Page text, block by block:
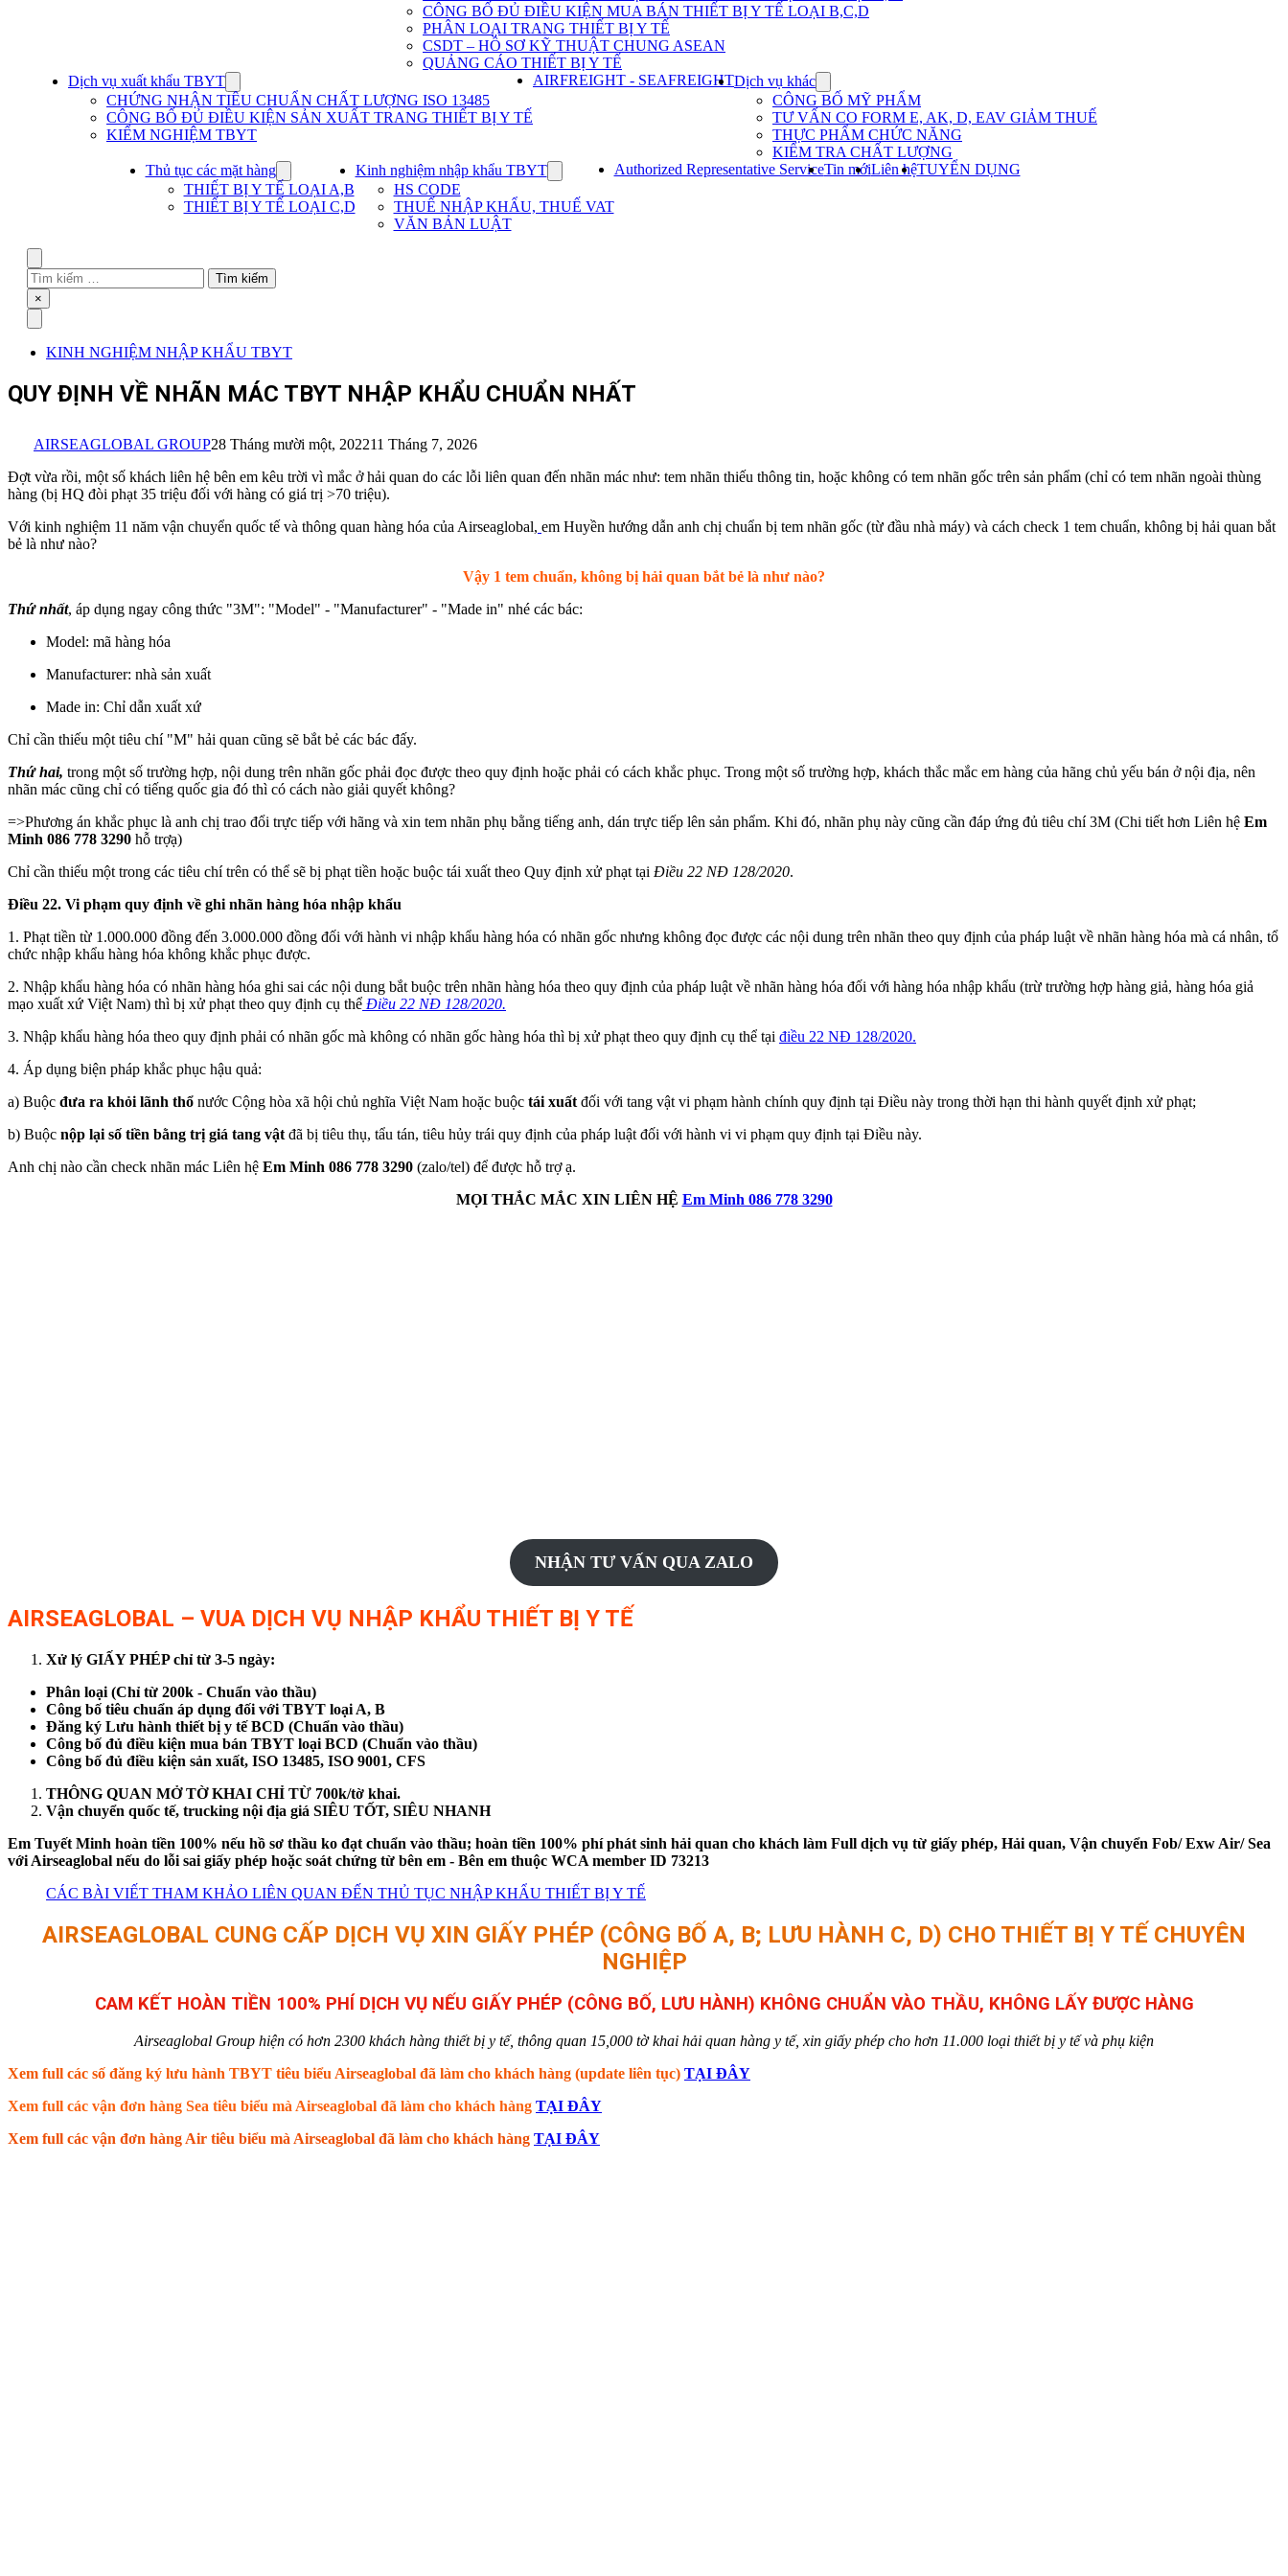
vụ
nhập
khẩu
TBYT
CÔNG BỐ ĐỦ ĐIỀU KIỆN MUA BÁN THIẾT BỊ Y TẾ LOẠI B,C,D
PHÂN LOẠI TRANG THIẾT BỊ Y TẾ
CSDT – HỒ SƠ KỸ THUẬT CHUNG ASEAN
QUẢNG CÁO THIẾT BỊ Y TẾ
Dịch vụ xuất khẩu TBYT
submenu
for
Dịch
vụ
khẩu
TBYT
CHỨNG NHẬN TIÊU CHUẨN CHẤT LƯỢNG ISO 13485
CÔNG BỐ ĐỦ ĐIỀU KIỆN SẢN XUẤT TRANG THIẾT BỊ Y TẾ
KIỂM NGHIỆM TBYT
AIRFREIGHT - SEAFREIGHTDịch vụ khác
submenu
for
Dịch
vụ
khác
CÔNG BỐ MỸ PHẨM
TƯ VẤN CO FORM E, AK, D, EAV GIẢM THUẾ
THỰC PHẨM CHỨC NĂNG
KIỂM TRA CHẤT LƯỢNG
Thủ tục các mặt hàng
submenu
for
Thủ
THIẾT BỊ Y TẾ LOẠI A,B
THIẾT BỊ Y TẾ LOẠI C,D
Kinh nghiệm nhập khẩu TBYT
submenu
for
Kinh
HS CODE
THUẾ NHẬP KHẨU, THUẾ VAT
VĂN BẢN LUẬT
Authorized Representative ServiceTin mớiLiên hệTUYỂN DỤNG
Tìm
kiếm
cho:
Close
×
KINH NGHIỆM NHẬP KHẨU TBYT
QUY ĐỊNH VỀ NHÃN MÁC TBYT NHẬP KHẨU CHUẨN NHẤT
AIRSEAGLOBAL GROUP28 Tháng mười một, 202211 Tháng 7, 2026
Đợt vừa rồi, một số khách liên hệ bên em kêu trời vì mắc ở hải quan do các lỗi liên quan đến nhãn mác như: tem nhãn thiếu thông tin, hoặc không có tem nhãn gốc trên sản phẩm (chỉ có tem nhãn ngoài thùng
hàng (bị HQ đòi phạt 35 triệu đối với hàng có giá trị >70 triệu).
Với kinh nghiệm 11 năm vận chuyển quốc tế và thông quan hàng hóa của Airseaglobal, em Huyền hướng dẫn anh chị chuẩn bị tem nhãn gốc (từ đầu nhà máy) và cách check 1 tem chuẩn, không bị hải quan bắt
bẻ là như nào?
Vậy 1 tem chuẩn, không bị hải quan bắt bẻ là như nào?
Thứ nhất, áp dụng ngay công thức "3M": "Model" - "Manufacturer" - "Made in" nhé các bác:
Model: mã hàng hóa
Manufacturer: nhà sản xuất
Made in: Chỉ dẫn xuất xứ
Chỉ cần thiếu một tiêu chí "M" hải quan cũng sẽ bắt bẻ các bác đấy.
Thứ hai, trong một số trường hợp, nội dung trên nhãn gốc phải đọc được theo quy định hoặc phải có cách khắc phục. Trong một số trường hợp, khách thắc mắc em hàng của hãng chủ yếu bán ở nội địa, nên
nhãn mác cũng chỉ có tiếng quốc gia đó thì có cách nào giải quyết không?
=>Phương án khắc phục là anh chị trao đổi trực tiếp với hãng và xin tem nhãn phụ bằng tiếng anh, dán trực tiếp lên sản phẩm. Khi đó, nhãn phụ này cũng cần đáp ứng đủ tiêu chí 3M (Chi tiết hơn Liên hệ Em
Minh 086 778 3290 hỗ trợạ)
Chỉ cần thiếu một trong các tiêu chí trên có thể sẽ bị phạt tiền hoặc buộc tái xuất theo Quy định xử phạt tại Điều 22 NĐ 128/2020.
Điều 22. Vi phạm quy định về ghi nhãn hàng hóa nhập khẩu
1. Phạt tiền từ 1.000.000 đồng đến 3.000.000 đồng đối với hành vi nhập khẩu hàng hóa có nhãn gốc nhưng không đọc được các nội dung trên nhãn theo quy định của pháp luật về nhãn hàng hóa mà cá nhân, tổ
chức nhập khẩu hàng hóa không khắc phục được.
2. Nhập khẩu hàng hóa có nhãn hàng hóa ghi sai các nội dung bắt buộc trên nhãn hàng hóa theo quy định của pháp luật về nhãn hàng hóa đối với hàng hóa nhập khẩu (trừ trường hợp hàng giả, hàng hóa giả
mạo xuất xứ Việt Nam) thì bị xử phạt theo quy định cụ thể Điều 22 NĐ 128/2020.
3. Nhập khẩu hàng hóa theo quy định phải có nhãn gốc mà không có nhãn gốc hàng hóa thì bị xử phạt theo quy định cụ thể tại điều 22 NĐ 128/2020.
4. Áp dụng biện pháp khắc phục hậu quả:
a) Buộc đưa ra khỏi lãnh thổ nước Cộng hòa xã hội chủ nghĩa Việt Nam hoặc buộc tái xuất đối với tang vật vi phạm hành chính quy định tại Điều này trong thời hạn thi hành quyết định xử phạt;
b) Buộc nộp lại số tiền bằng trị giá tang vật đã bị tiêu thụ, tẩu tán, tiêu hủy trái quy định của pháp luật đối với hành vi vi phạm quy định tại Điều này.
Anh chị nào cần check nhãn mác Liên hệ Em Minh 086 778 3290 (zalo/tel) để được hỗ trợ ạ.
MỌI THẮC MẮC XIN LIÊN HỆ Em Minh 086 778 3290
NHẬN TƯ VẤN QUA ZALO
AIRSEAGLOBAL – VUA DỊCH VỤ NHẬP KHẨU THIẾT BỊ Y TẾ
Xử lý GIẤY PHÉP chỉ từ 3-5 ngày:
Phân loại (Chỉ từ 200k - Chuẩn vào thầu)
Công bố tiêu chuẩn áp dụng đối với TBYT loại A, B
Đăng ký Lưu hành thiết bị y tế BCD (Chuẩn vào thầu)
Công bố đủ điều kiện mua bán TBYT loại BCD (Chuẩn vào thầu)
Công bố đủ điều kiện sản xuất, ISO 13485, ISO 9001, CFS
THÔNG QUAN MỞ TỜ KHAI CHỈ TỪ 700k/tờ khai.
Vận chuyển quốc tế, trucking nội địa giá SIÊU TỐT, SIÊU NHANH
Em Tuyết Minh hoàn tiền 100% nếu hồ sơ thầu ko đạt chuẩn vào thầu; hoàn tiền 100% phí phát sinh hải quan cho khách làm Full dịch vụ từ giấy phép, Hải quan, Vận chuyển Fob/ Exw Air/ Sea
với Airseaglobal nếu do lỗi sai giấy phép hoặc soát chứng từ bên em - Bên em thuộc WCA member ID 73213
CÁC BÀI VIẾT THAM KHẢO LIÊN QUAN ĐẾN THỦ TỤC NHẬP KHẨU THIẾT BỊ Y TẾ
AIRSEAGLOBAL CUNG CẤP DỊCH VỤ XIN GIẤY PHÉP (CÔNG BỐ A, B; LƯU HÀNH C, D) CHO THIẾT BỊ Y TẾ CHUYÊN
NGHIỆP
CAM KẾT HOÀN TIỀN 100% PHÍ DỊCH VỤ NẾU GIẤY PHÉP (CÔNG BỐ, LƯU HÀNH) KHÔNG CHUẨN VÀO THẦU, KHÔNG LẤY ĐƯỢC HÀNG
Airseaglobal Group hiện có hơn 2300 khách hàng thiết bị y tế, thông quan 15,000 tờ khai hải quan hàng y tế, xin giấy phép cho hơn 11.000 loại thiết bị y tế và phụ kiện
Xem full các số đăng ký lưu hành TBYT tiêu biểu Airseaglobal đã làm cho khách hàng (update liên tục) TẠI ĐÂY
Xem full các vận đơn hàng Sea tiêu biểu mà Airseaglobal đã làm cho khách hàng TẠI ĐÂY
Xem full các vận đơn hàng Air tiêu biểu mà Airseaglobal đã làm cho khách hàng TẠI ĐÂY